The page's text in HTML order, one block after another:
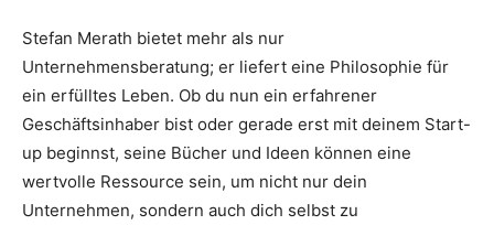
Stefan Merath bietet mehr als nur
Unternehmensberatung; er liefert eine Philosophie für
ein erfülltes Leben. Ob du nun ein erfahrener
Geschäftsinhaber bist oder gerade erst mit deinem Start-
up beginnst, seine Bücher und Ideen können eine
wertvolle Ressource sein, um nicht nur dein
Unternehmen, sondern auch dich selbst zu